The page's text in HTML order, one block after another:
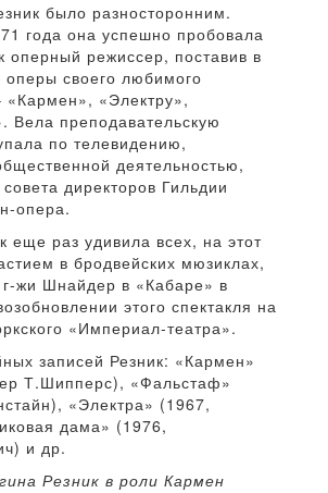
было разносторонним.
года она успешно пробовала
оперный режиссер, поставив в
оперы своего любимого
«Кармен», «Электру»,
Вела преподавательскую
по телевидению,
деятельностью,
директоров Гильдии
опера.
еще раз удивила всех, на этот
в бродвейских мюзиклах,
жи Шнайдер в «Кабаре» в
этого спектакля на
«Империал-театра».
записей Резник: «Кармен»
Т.Шипперс), «Фальстаф»
«Электра» (1967,
дама» (1976,
и др.
Резник в роли Кармен